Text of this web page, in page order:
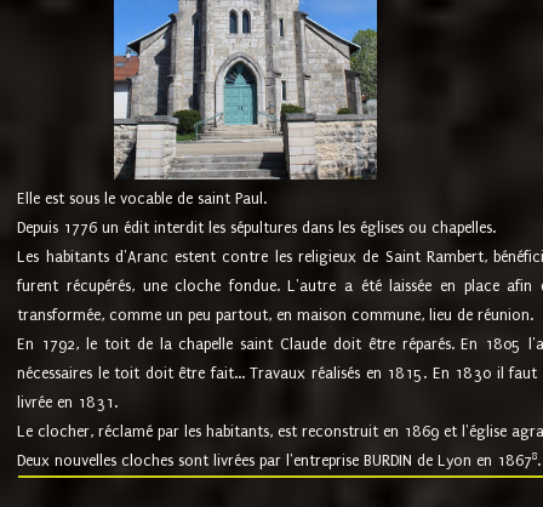
Elle est sous le vocable de saint Paul.
Depuis 1776 un édit interdit les sépultures dans les églises ou chapelles.
Les habitants d'Aranc estent contre les religieux de Saint Rambert,
furent récupérés, une cloche fondue. L'autre a été laissée en place
transformée, comme un peu partout, en maison commune, lieu de réunion.
En 1792, le toit de la chapelle saint Claude doit être réparés. En 1805
nécessaires le toit doit être fait... Travaux réalisés en 1815. En 1830 il
livrée en 1831.
Le clocher, réclamé par les habitants, est reconstruit en 1869 et l'église
Deux nouvelles cloches sont livrées par l'entreprise BURDIN de Lyon en 18678.